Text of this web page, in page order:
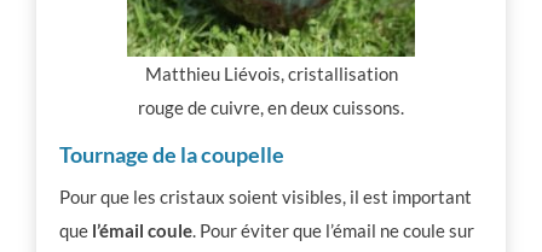
Matthieu Liévois, cristallisation
rouge de cuivre, en deux cuissons.
Tournage de la coupelle
Pour que les cristaux soient visibles, il est important
que l’émail coule. Pour éviter que l’émail ne coule sur